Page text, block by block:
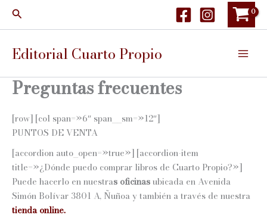
Buscar
Editorial Cuarto Propio
Preguntas frecuentes
[row] [col span=»6″ span__sm=»12″]
PUNTOS DE VENTA
[accordion auto_open=»true»] [accordion-item
title=»¿Dónde puedo comprar libros de Cuarto Propio?»]
Puede hacerlo en nuestras oficinasubicada en Avenida
Simón Bolívar 3801 A, Ñuñoa y también a través de nuestra
tienda online.